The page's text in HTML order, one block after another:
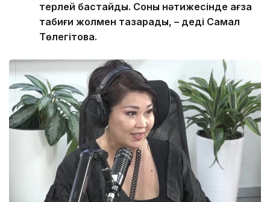
терлей бастайды. Соның нәтижесінде ағза
табиғи жолмен тазарады, – деді Самал
Төлеңгітова.